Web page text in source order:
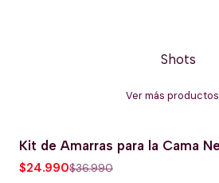
Shots
Ver más productos
-32% OFERTA HOT
Kit de Amarras para la Cama
$24.990$36.990